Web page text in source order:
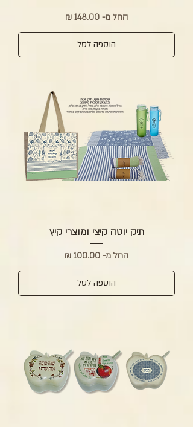
החל מ-
מחיר מבצע
הוספה לסל
תיק יוטה קיצי ומוצרי קיץ
החל מ-
מחיר מבצע
הוספה לסל